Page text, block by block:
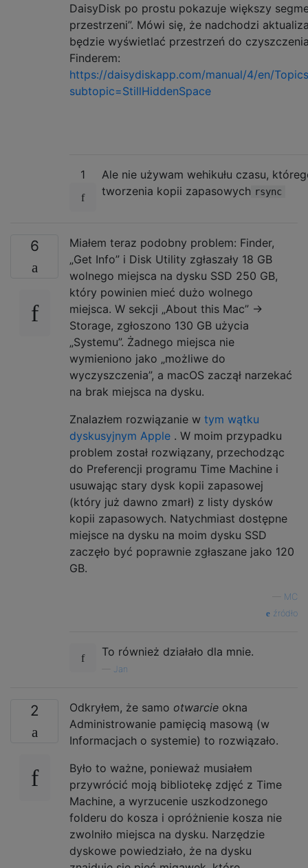
DaisyDisk po prostu pokazuje większy
przestrzeni”. Mówi się, że nadchodzi
będzie wyświetlać przestrzeń do
Finderem:
https://daisydiskapp.com/manual/4/en/
subtopic=StillHiddenSpace
1
Ale nie używam wehikułu czasu,
tworzenia kopii zapasowych rsync
6
Miałem teraz podobny problem: Finder,
„Get Info” i Disk Utility zgłaszały 18 GB
wolnego miejsca na dysku SSD 250 GB,
który powinien mieć dużo wolnego
miejsca. W sekcji „About this Mac” ->
Storage, zgłoszono 130 GB użycia
„Systemu”. Żadnego miejsca nie
wymieniono jako „możliwe do
wyczyszczenia”, a macOS zaczął narzekać
na brak miejsca na dysku.
Znalazłem rozwiązanie w tym wątku
dyskusyjnym Apple . W moim przypadku
problem został rozwiązany, przechodząc
do Preferencji programu Time Machine i
usuwając stary dysk kopii zapasowej
(który już dawno zmarł) z listy dysków
kopii zapasowych. Natychmiast dostępne
miejsce na dysku na moim dysku SSD
zaczęło być poprawnie zgłaszane jako 120
GB.
MC
źródło
To również działało dla mnie.
Jan
2 Odkryłem, że samo otwarcie okna
Administrowanie pamięcią masową (w
Informacjach o systemie) to rozwiązało.
Było to ważne, ponieważ musiałem
przywrócić moją bibliotekę zdjęć z Time
Machine, a wyrzucenie uszkodzonego
folderu do kosza i opróżnienie kosza nie
zwolniło miejsca na dysku. Narzędzie
dyskowe powiedziało, że na dysku